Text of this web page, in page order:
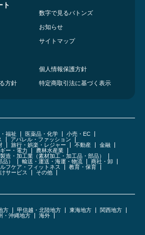
ト
数字で見るバトンズ
お知らせ
サイトマップ
個人情報保護方針
方針
特定商取引法に基づく表示
福祉 医薬品・化学
小売・EC
アパレル・ファッション
旅行・娯楽・レジャー 不動産
金融
ー・電力
農林水産業
製造・加工業（素材加工・加工品・部品）
）
輸送・運送・海運・物流
商社・卸
フケア・フィットネス
教育・保育
サービス その他
方 甲信越・北陸地方 東海地方
関西地方
・沖縄地方 海外